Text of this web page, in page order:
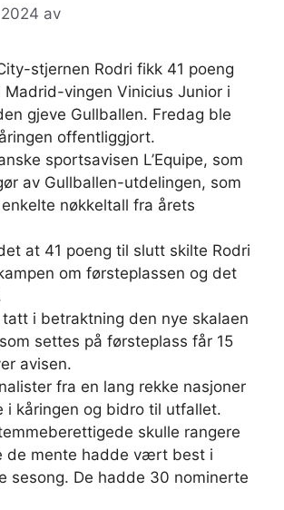
av
stjernen Rodri fikk 41 poeng
Madrid-vingen Vinicius Junior i
gjeve Gullballen. Fredag ble
offentliggjort.
sportsavisen L’Equipe, som
av Gullballen-utdelingen, som
nøkkeltall fra årets
at 41 poeng til slutt skilte Rodri
om førsteplassen og det
i betraktning den nye skalaen
settes på førsteplass får 15
avisen.
fra en lang rekke nasjoner
i kåringen og bidro til utfallet.
skulle rangere
de mente hadde vært best i
sesong. De hadde 30 nominerte